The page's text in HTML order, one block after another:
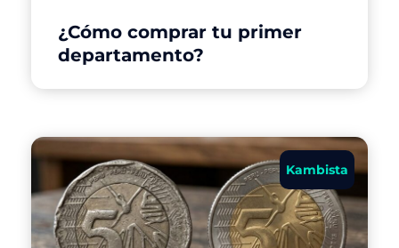
¿Cómo comprar tu primer
departamento?
Kambista